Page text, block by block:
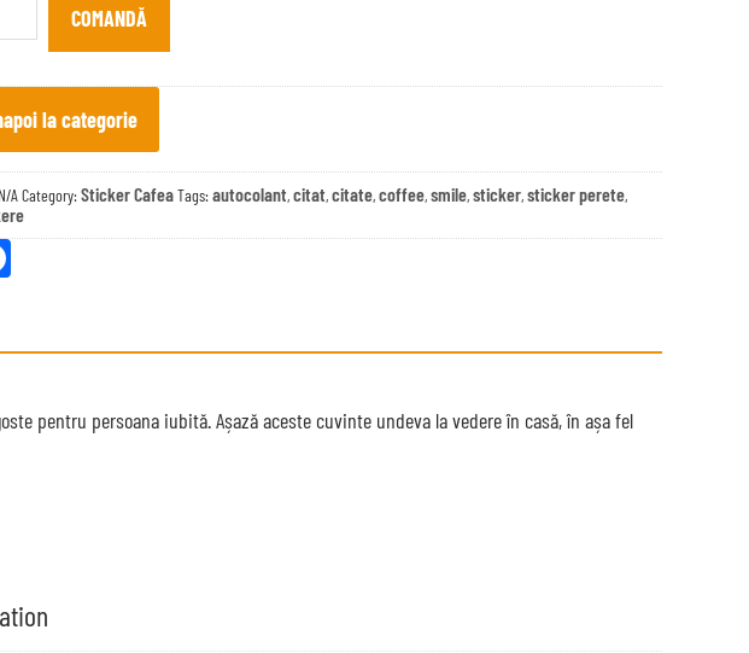
COMANDĂ
la categorie
N/ACategory:Sticker CafeaTags:autocolant,citat,citate,coffee,smile,sticker,sticker perete,
pentru persoana iubită. Așază aceste cuvinte undeva la vedere în casă, în așa fel